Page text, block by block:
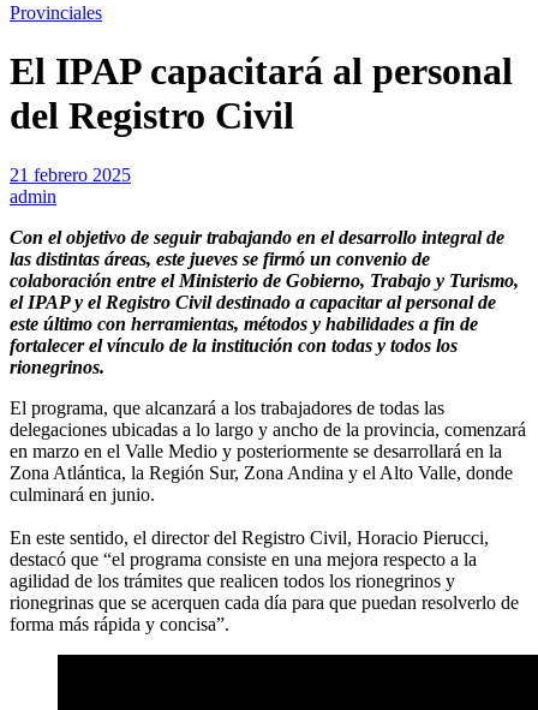
Provinciales
El IPAP capacitará al personal
del Registro Civil
21 febrero 2025
admin
Con el objetivo de seguir trabajando en el desarrollo integral de
las distintas áreas, este jueves se firmó un convenio de
colaboración entre el Ministerio de Gobierno, Trabajo y Turismo,
el IPAP y el Registro Civil destinado a capacitar al personal de
este último con herramientas, métodos y habilidades a fin de
fortalecer el vínculo de la institución con todas y todos los
rionegrinos.
El programa, que alcanzará a los trabajadores de todas las
delegaciones ubicadas a lo largo y ancho de la provincia, comenzará
en marzo en el Valle Medio y posteriormente se desarrollará en la
Zona Atlántica, la Región Sur, Zona Andina y el Alto Valle, donde
culminará en junio.
En este sentido, el director del Registro Civil, Horacio Pierucci,
destacó que “el programa consiste en una mejora respecto a la
agilidad de los trámites que realicen todos los rionegrinos y
rionegrinas que se acerquen cada día para que puedan resolverlo de
forma más rápida y concisa”.